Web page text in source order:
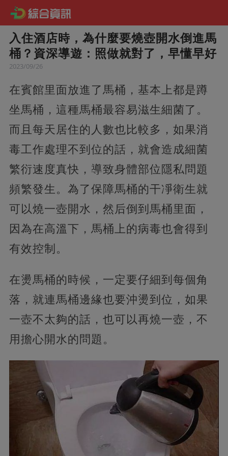
入住酒店時，為什麼要燒壺開水倒進馬
桶？資深導遊：照做就對了，早懂早好
2023/09/26
在賓館里面放進了馬桶，基本上都是蹲
坐馬桶，這種馬桶最容易滋生細菌了。
而且每天居住的人數也比較多，如果消
毒工作處理不到位的話，就會造成細菌
繁衍速度真快， 導致身體部位隱私問題
頻繁發生。為了保障馬桶的干凈衛生就
可以燒一壺開水，然后倒到馬桶里面，
因為在高溫下，馬桶上的病毒也會得到
有效控制。
在燙馬桶的時候，一定要仔細到每個角
落， 就連馬桶邊緣也要沖燙到位，如果
一壺不太夠的話，也可以再燒一壺，不
用擔心開水的問題。